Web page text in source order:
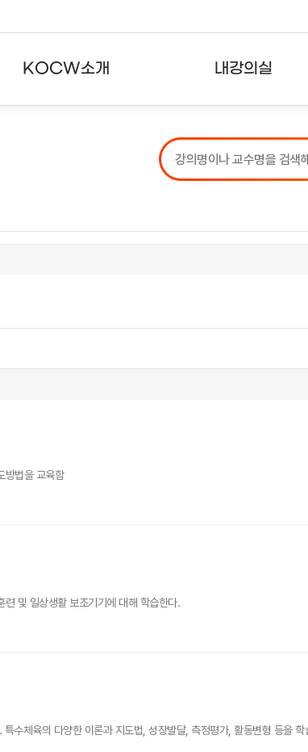
KOCW소개 내강의실
강의리스트
수강확인증강의
방법을 교육함
및 일상생활 보조기기에 대해 학습한다.
수체육의 다양한 이론과 지도법, 성장발달, 측정평가, 활동변형 등을 학